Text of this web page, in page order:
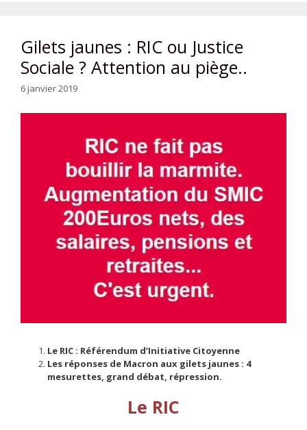
Gilets jaunes : RIC ou Justice
Sociale ? Attention au piège..
6 janvier 2019
Le RIC : Référendum d’Initiative Citoyenne
Les réponses de Macron aux gilets jaunes : 4
mesurettes, grand débat, répression.
Le RIC